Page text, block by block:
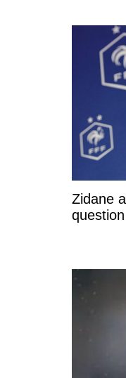
Zidane